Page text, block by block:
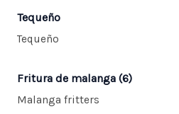
Tequeño
Tequeño
Fritura de malanga (6)
Malanga fritters